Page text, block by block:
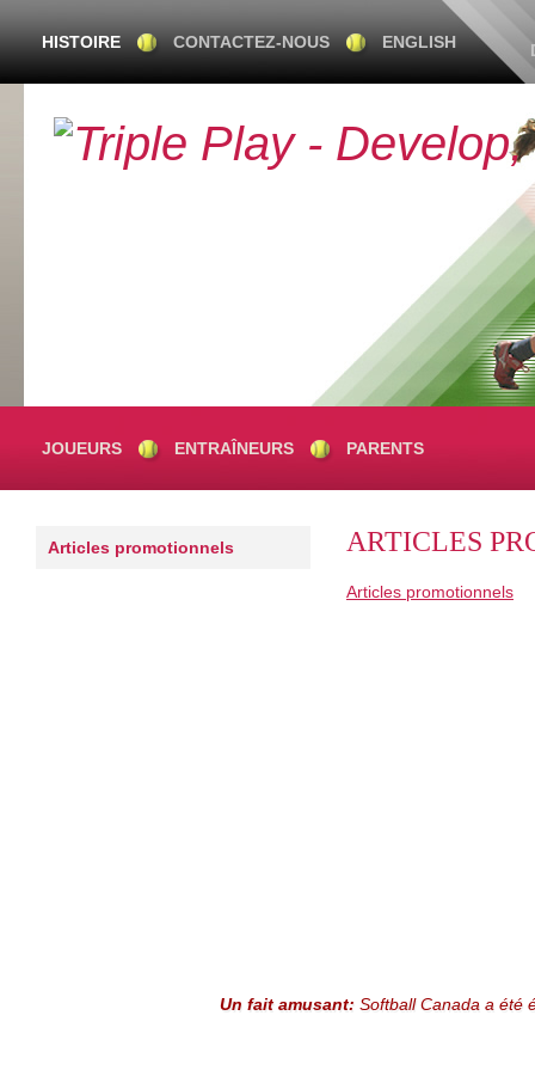
HISTOIRE CONTACTEZ-NOUS ENGLISH
JOUEURS ENTRAÎNEURS PARENTS
Articles promotionnels ARTICLES
Articles promotionnels
Un fait amusant: Softball Canada a été